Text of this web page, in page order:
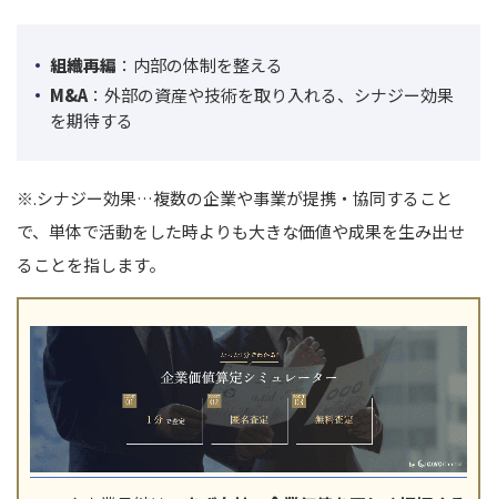
組織再編 ：内部の体制を整える
M&A ：外部の資産や技術を取り入れる、シナジー効果
を期待する
※.シナジー効果…複数の企業や事業が提携・協同すること
で、単体で活動をした時よりも大きな価値や成果を生み出せ
ることを指します。